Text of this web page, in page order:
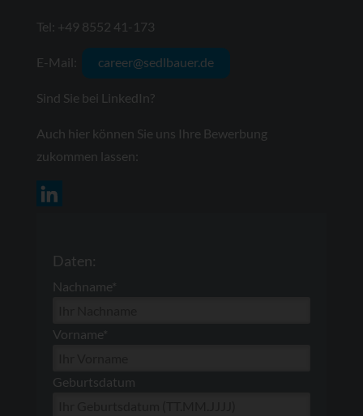
Tel: +49 8552 41-173
E-Mail: career@sedlbauer.de
Sind Sie bei LinkedIn?
Auch hier können Sie uns Ihre Bewerbung
zukommen lassen:
Daten:
Nachname*
Vorname*
Geburtsdatum